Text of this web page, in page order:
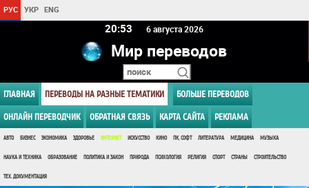
РУС УКР ENG
20 53 6 августа 2026
Мир переводов
ГЛАВНАЯ ПЕРЕВОДЫ НА РАЗНЫЕ ТЕМАТИКИ БОЛЬШЕ ПЕРЕВОДОВ
ОНЛАЙН ПЕРЕВОДЧИК ОБРАТНАЯ СВЯЗЬ КАРТА САЙТА РЕКЛАМА
АВТО БИЗНЕС ЭКОНОМИКА ЗДОРОВЬЕ ИНТЕРНЕТ ИСКУССТВО КИНО ПК, СОФТ ЛИТЕРАТУРА МЕДИЦИНА МУЗЫКА
НАУКА И ТЕХНИКА ОБРАЗОВАНИЕ ПОЛИТИКА И ЗАКОН ПРИРОДА ПСИХОЛОГИЯ РЕЛИГИЯ СПОРТ СТРАНЫ СТРОИТЕЛЬСТВО
ТЕХ. ДОКУМЕНТАЦИЯ